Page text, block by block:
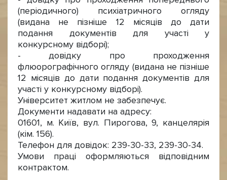
(періодичного) психіатричного огляду
(видана не пізніше 12 місяців до дати
подання документів для участі у
конкурсному відборі);
- довідку про проходження
флюорографічного огляду (видана не пізніше
12 місяців до дати подання документів для
участі у конкурсному відборі).
Університет житлом не забезпечує.
Документи надавати на адресу:
01601, м. Київ, вул. Пирогова, 9, канцелярія
(кім. 156).
Телефон для довідок: 239-30-33, 239-30-34.
Умови праці оформляються відповідним
контрактом.